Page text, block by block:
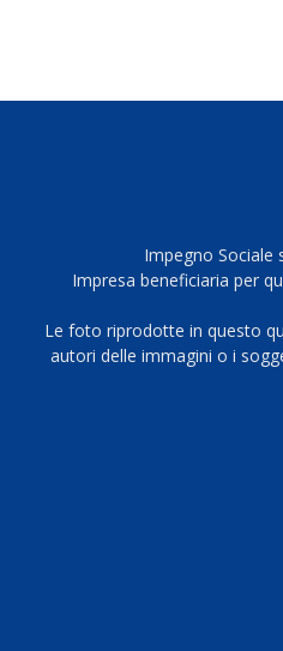
Impegno Sociale
Impresa beneficiaria per
Le foto riprodotte in questo
autori delle immagini o i